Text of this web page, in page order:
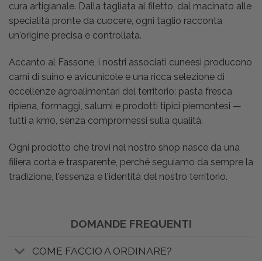
cura artigianale. Dalla tagliata al filetto, dal macinato alle
specialità pronte da cuocere, ogni taglio racconta
un'origine precisa e controllata.
Accanto al Fassone, i nostri associati cuneesi producono
carni di suino e avicunicole e una ricca selezione di
eccellenze agroalimentari del territorio: pasta fresca
ripiena, formaggi, salumi e prodotti tipici piemontesi —
tutti a km0, senza compromessi sulla qualità.
Ogni prodotto che trovi nel nostro shop nasce da una
filiera corta e trasparente, perché seguiamo da sempre la
tradizione, l'essenza e l'identità del nostro territorio.
DOMANDE FREQUENTI
COME FACCIO A ORDINARE?